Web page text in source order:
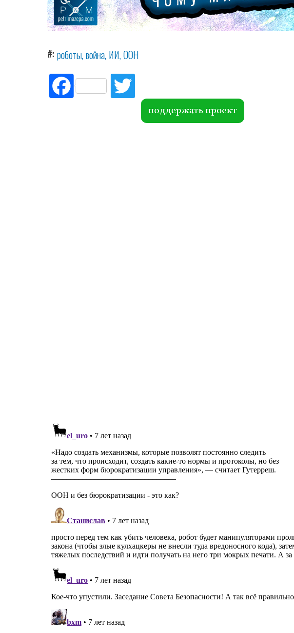
# роботы война ИИ ООН
Fac
ebo itte
r поддержать проект